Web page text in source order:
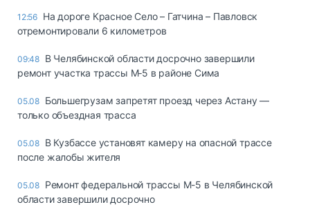
12:56 На дороге Красное Село – Гатчина – Павловск
отремонтировали 6 километров
09:48 В Челябинской области досрочно завершили
ремонт участка трассы М‑5 в районе Сима
05.08 Большегрузам запретят проезд через Астану —
только объездная трасса
05.08 В Кузбассе установят камеру на опасной трассе
после жалобы жителя
05.08 Ремонт федеральной трассы М-5 в Челябинской
области завершили досрочно